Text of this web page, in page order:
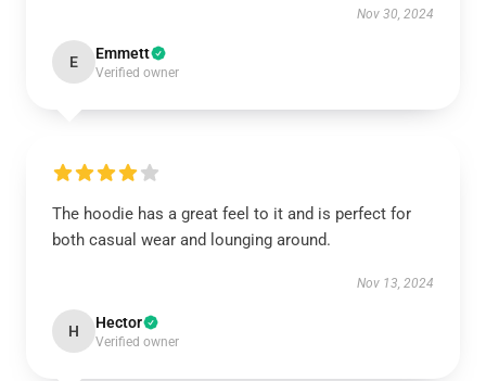
Nov 30, 2024
E Emmett
Verified owner
The hoodie has a great feel to it and is perfect for
both casual wear and lounging around.
Nov 13, 2024
H Hector
Verified owner